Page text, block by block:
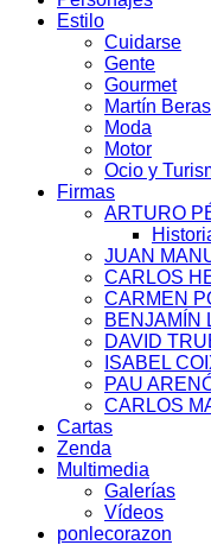
Estilo
Cuidarse
Gente
Gourmet
Martín
Moda
Motor
Ocio y
Firmas
ARTURO
JUAN
CARLOS
CARMEN
BENJAMÍN
DAVID
ISABEL
PAU
CARLOS
Cartas
Zenda
Multimedia
Galerías
Vídeos
ponlecorazon